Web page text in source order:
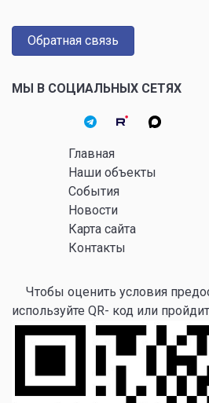
Обратная связь
МЫ В СОЦИАЛЬНЫХ СЕТЯХ
Главная
Наши объекты
События
Новости
Карта сайта
Контакты
Чтобы оценить условия
используйте QR- код или